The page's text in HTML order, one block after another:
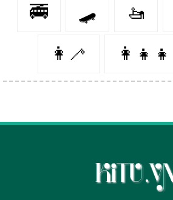
🚎 🛹 🚤
👩‍🦯️ 👩‍👧‍👧